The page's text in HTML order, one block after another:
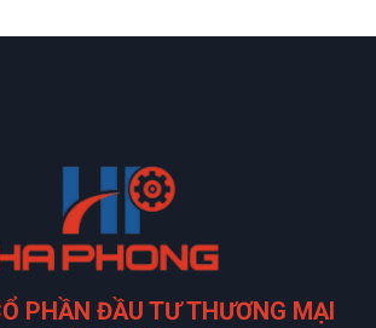
PHẦN ĐẦU TƯ THƯƠNG MẠI